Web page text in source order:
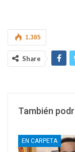
1.385
Share
También
EN CARPETA